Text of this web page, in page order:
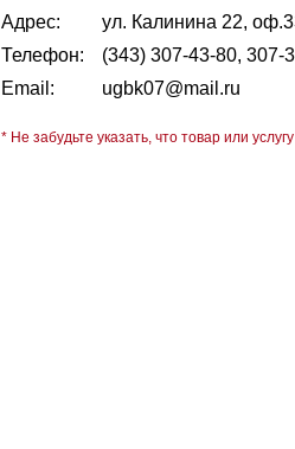
Адрес:
ул. Калинина 22,
Телефон:
(343) 307-43-80, 307-
Email:
ugbk07@mail.ru
* Не забудьте указать, что товар или